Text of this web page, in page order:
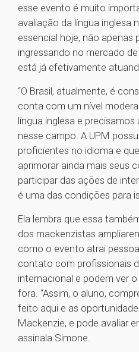
esse evento é muito
avaliação da língua inglesa
essencial hoje, não apenas
ingressando no mercado
está já efetivamente
“O Brasil, atualmente, é
conta com um nível
língua inglesa e
nesse campo. A UPM
proficientes no idioma e
aprimorar ainda mais seus
participar das ações de
é uma das condições para
Ela lembra que essa
dos mackenzistas
como o evento atrai
contato com profissionais
internacional e podem ver
fora. “Assim, o aluno,
feito aqui e as
Mackenzie, e pode avaliar
assinala Simone.